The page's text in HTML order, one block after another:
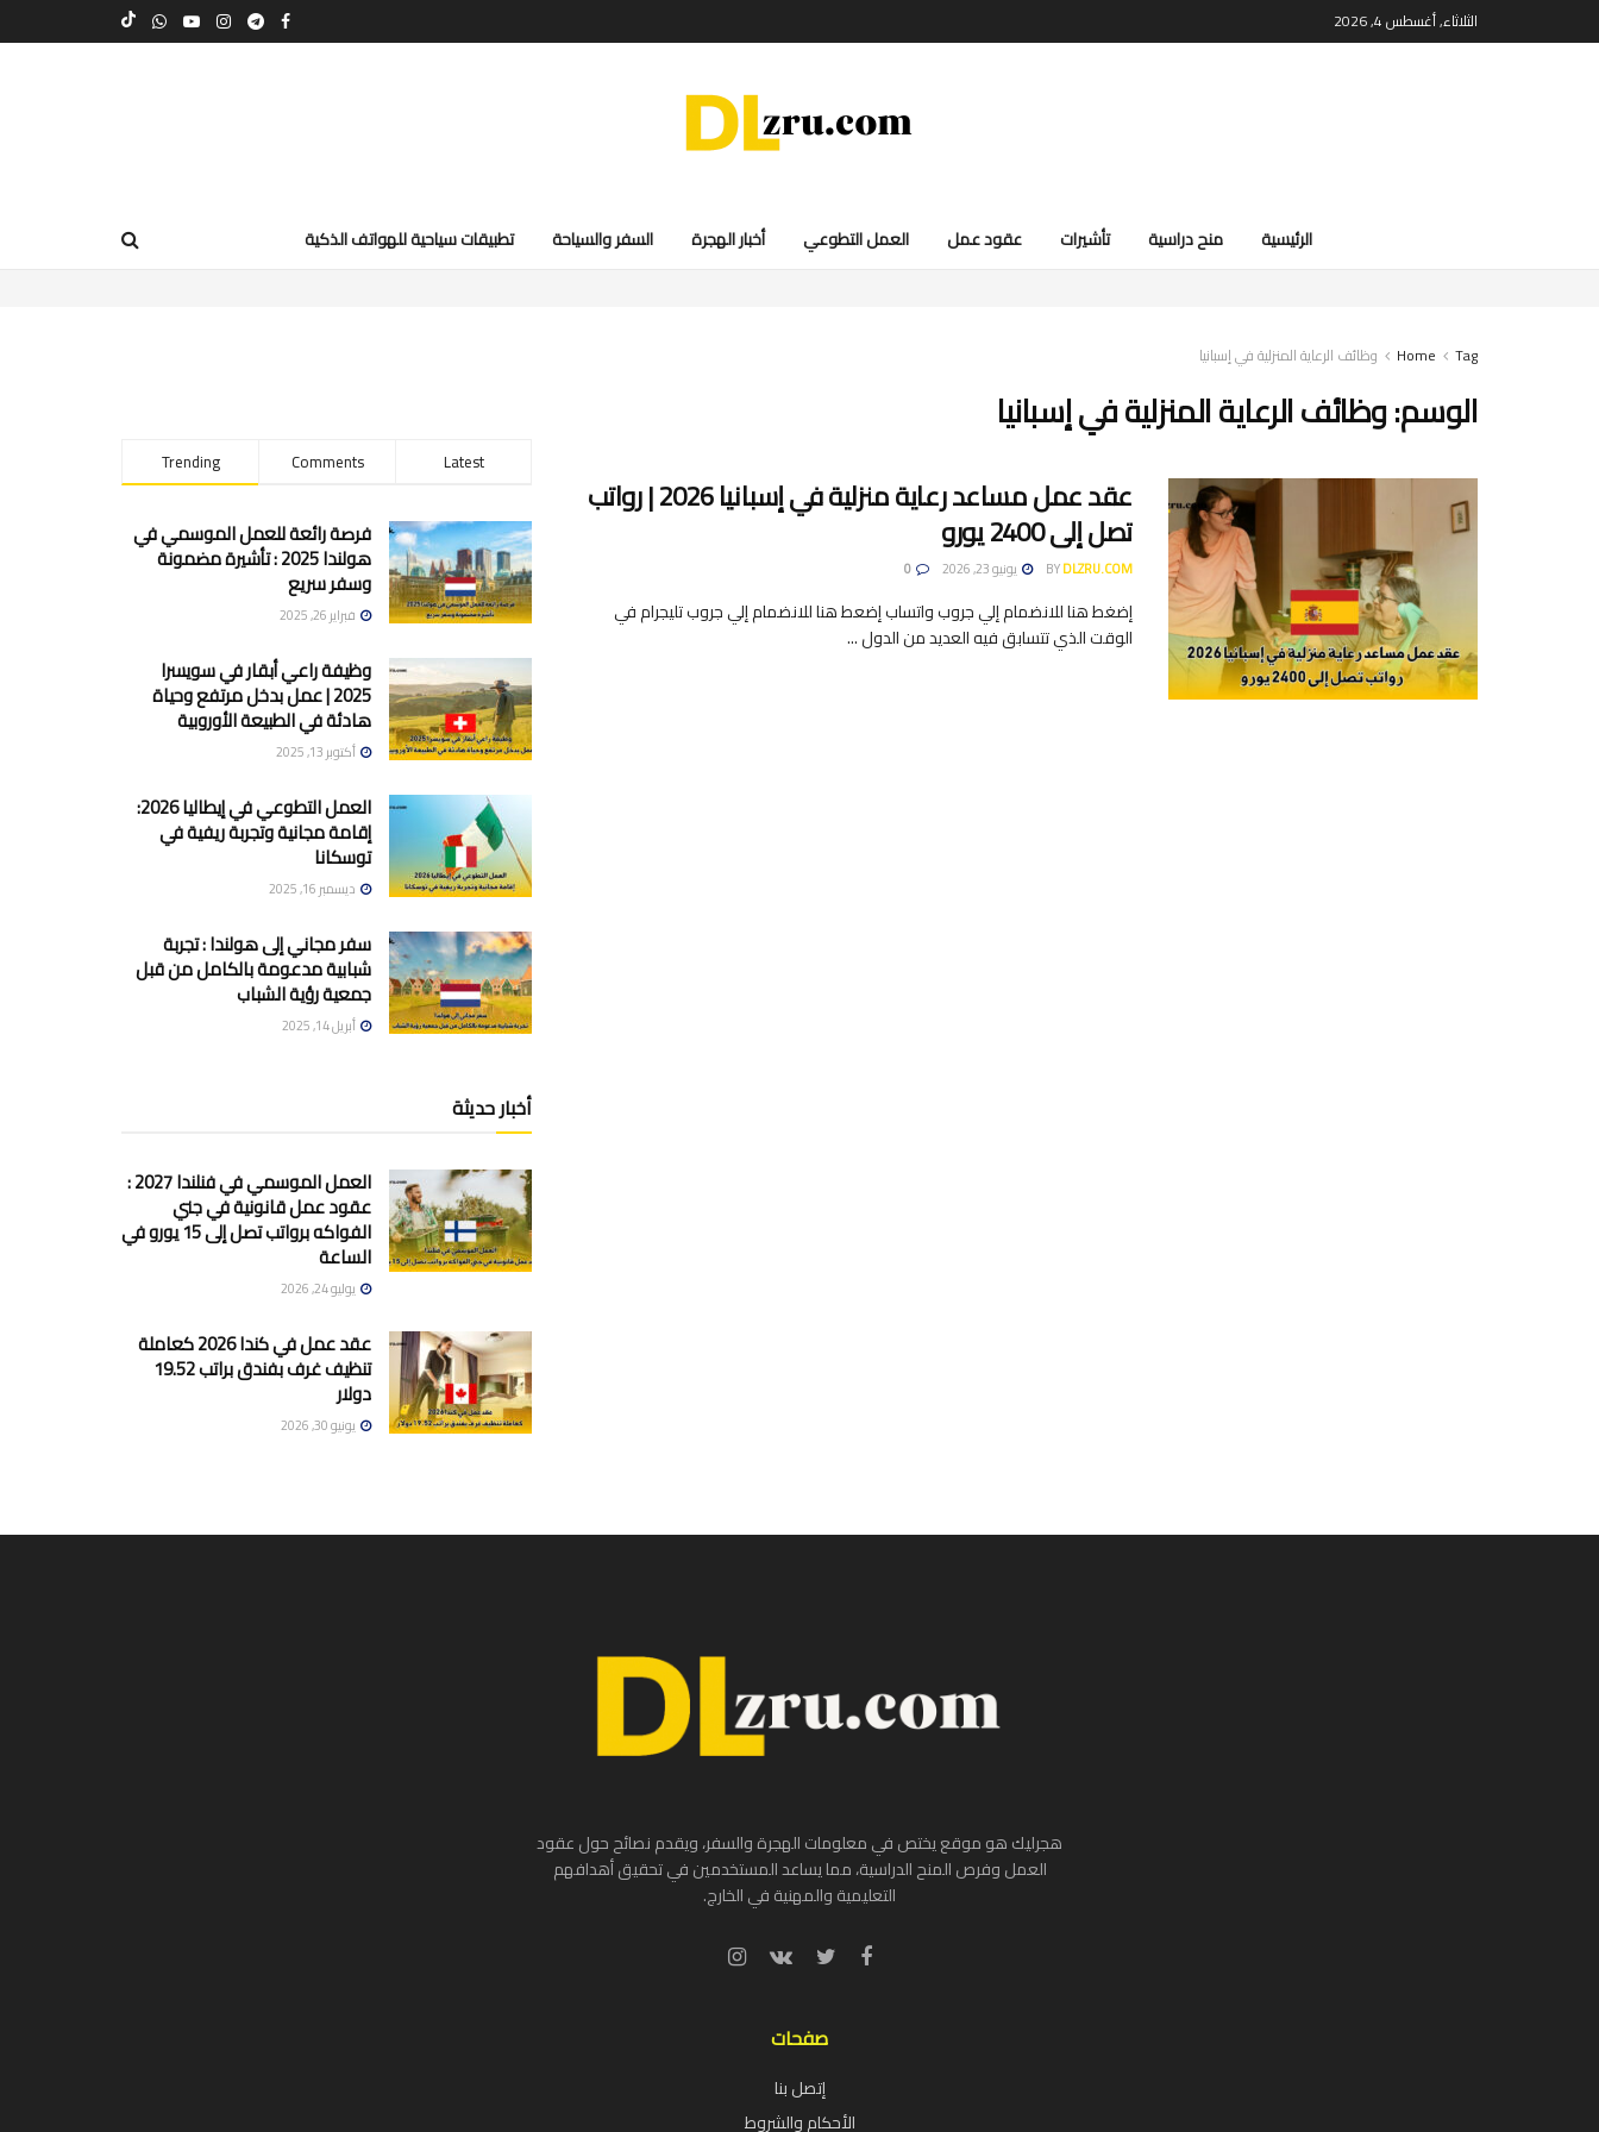
الثلاثاء, أغسطس 4, 2026
الرئيسية منح دراسية تأشيرات عقود عمل العمل التطوعي أخبار الهجرة السفر والسياحة تطبيقات سياحية للهواتف الذكية
Home Tag وظائف الرعاية المنزلية في إسبانيا
الوسم:وظائف الرعاية المنزلية في إسبانيا
عقد عمل مساعد رعاية منزلية في إسبانيا 2026 | رواتب
تصل إلى 2400 يورو
BYDLZRU.COM يونيو 23, 2026
إضغط هنا للانضمام إلي جروب واتساب إضعط هنا للانضمام إلي جروب تليجرام في
الوقت الذي تتسابق فيه العديد من الدول ...
Trending Comments Latest
فرصة رائعة للعمل الموسمي في
هولندا 2025 : تأشيرة مضمونة
وسفر سريع
فبراير 26, 2025
وظيفة راعي أبقار في سويسرا
2025 | عمل بدخل مرتفع وحياة
هادئة في الطبيعة الأوروبية
أكتوبر 13, 2025
العمل التطوعي في إيطاليا 2026:
إقامة مجانية وتجربة ريفية في
توسكانا
ديسمبر 16, 2025
سفر مجاني إلى هولندا : تجربة
شبابية مدعومة بالكامل من قبل
جمعية رؤية الشباب
أبريل 14, 2025
أخبار حديثة
العمل الموسمي في فنلندا 2027 :
عقود عمل قانونية في جني
الفواكه برواتب تصل إلى 15 يورو في
الساعة
يوليو 24, 2026
عقد عمل في كندا 2026 كعاملة
تنظيف غرف بفندق براتب 19.52
دولار
يونيو 30, 2026
هجرليك هو موقع يختص في معلومات الهجرة والسفر، ويقدم نصائح حول عقود
العمل وفرص المنح الدراسية، مما يساعد المستخدمين في تحقيق أهدافهم
التعليمية والمهنية في الخارج.
صفحات
إتصل بنا
الأحكام والشروط